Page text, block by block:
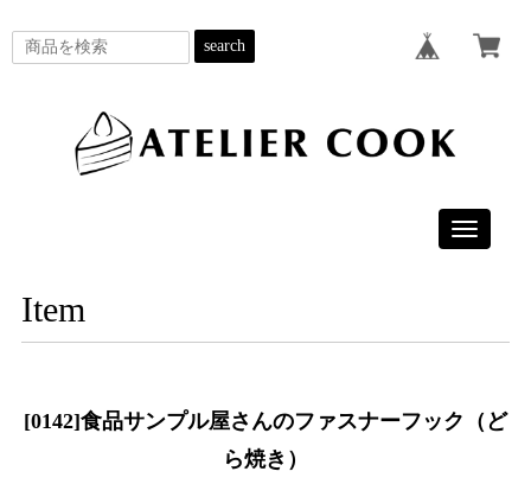
search
Toggle
Item
[0142]食品サンプル屋さんのファスナーフック（ど
ら焼き）